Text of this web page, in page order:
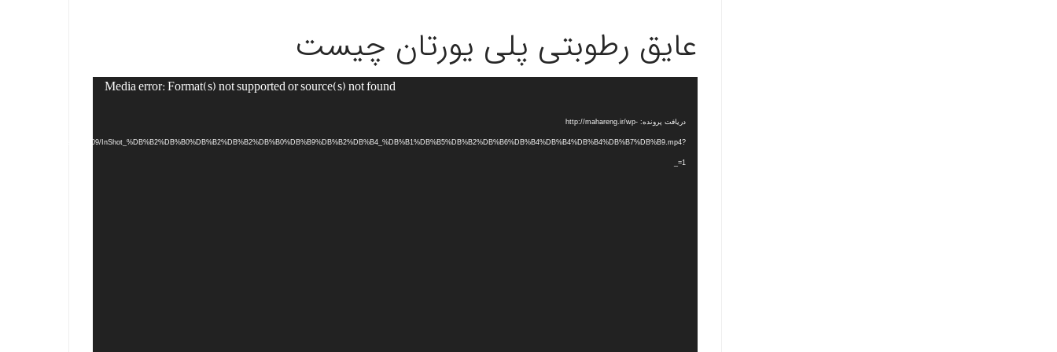
عایق رطوبتی پلی یورتان چیست
Media error: Format(s) not supported or source(s) not found
دریافت پرونده: http://mahareng.ir/wp-
content/uploads/2022/09/InShot_%DB%B2%DB%B0%DB%B2%DB%B2%DB%B0%DB%B9%DB%B2%DB%B4_%DB%B1%DB%B5%DB%B2%DB%B6%DB%B4%DB%B4%DB%B4%DB%B7%DB%B9.mp4?
_=1